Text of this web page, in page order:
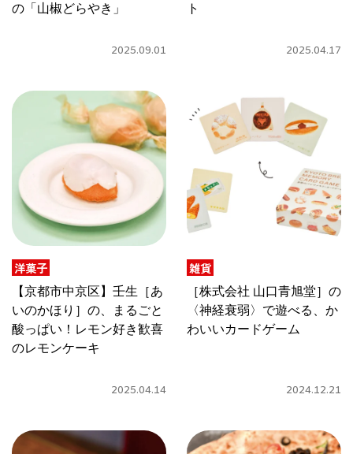
CULTURE
すべて
おすすめの展覧会
おすすめの映画
誠光社で選びました。
おすすめのイベント
の「山椒どらやき」
2025.09.01
ト
2025.04.17
洋菓子
【京都市中京区】壬生［あ
いのかほり］の、まるごと
酸っぱい！レモン好き歓喜
のレモンケーキ
2025.04.14
雑貨
［株式会社 山口青旭堂］の
〈神経衰弱〉で遊べる、か
わいいカードゲーム
2024.12.21